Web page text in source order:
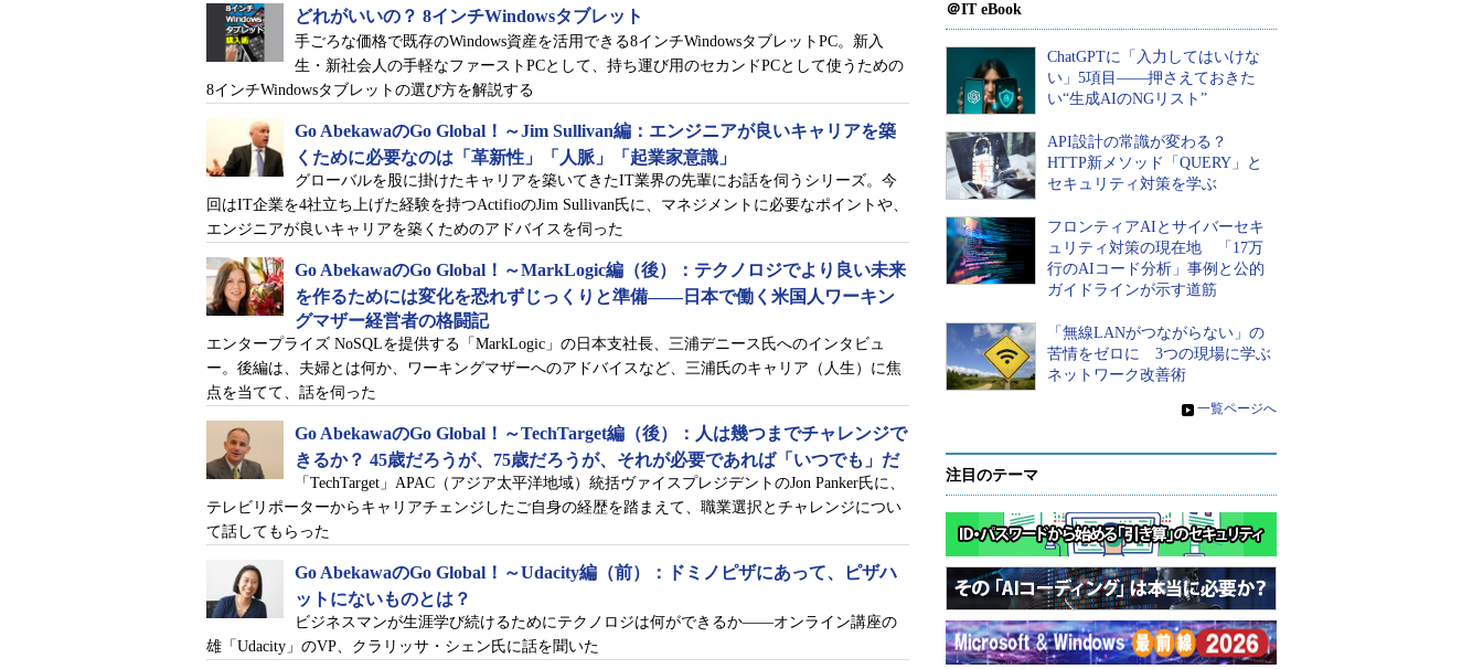
シー氏から読者へのメッセージ「日本のエンジニアに大切なのは、まずは恐れずに英語を話すこ
と」
日本のエンジニアに伝えたい、もう一つの大切なこと
どれがいいの？ 8インチWindowsタブレット
手ごろな価格で既存のWindows資産を活用できる8インチWindowsタブレットPC。新入
生・新社会人の手軽なファーストPCとして、持ち運び用のセカンドPCとして使うための
8インチWindowsタブレットの選び方を解説する
Go AbekawaのGo Global！～Jim Sullivan編：エンジニアが良いキャリアを築
くために必要なのは「革新性」「人脈」「起業家意識」
グローバルを股に掛けたキャリアを築いてきたIT業界の先輩にお話を伺うシリーズ。今
回はIT企業を4社立ち上げた経験を持つActifioのJim Sullivan氏に、マネジメントに必要なポイントや、
エンジニアが良いキャリアを築くためのアドバイスを伺った
Go AbekawaのGo Global！～MarkLogic編（後）：テクノロジでより良い未来
を作るためには変化を恐れずじっくりと準備――日本で働く米国人ワーキン
グマザー経営者の格闘記
エンタープライズ NoSQLを提供する「MarkLogic」の日本支社長、三浦デニース氏へのインタビュ
ー。後編は、夫婦とは何か、ワーキングマザーへのアドバイスなど、三浦氏のキャリア（人生）に焦
点を当てて、話を伺った
Go AbekawaのGo Global！～TechTarget編（後）：人は幾つまでチャレンジで
きるか？ 45歳だろうが、75歳だろうが、それが必要であれば「いつでも」だ
「TechTarget」APAC（アジア太平洋地域）統括ヴァイスプレジデントのJon Panker氏に、
テレビリポーターからキャリアチェンジしたご自身の経歴を踏まえて、職業選択とチャレンジについ
て話してもらった
Go AbekawaのGo Global！～Udacity編（前）：ドミノピザにあって、ピザハ
ットにないものとは？
ビジネスマンが生涯学び続けるためにテクノロジは何ができるか――オンライン講座の
雄「Udacity」のVP、クラリッサ・シェン氏に話を聞いた
＠IT eBook
ChatGPTに「入力してはいけな
い」5項目――押さえておきた
い“生成AIのNGリスト”
API設計の常識が変わる？
HTTP新メソッド「QUERY」と
セキュリティ対策を学ぶ
フロンティアAIとサイバーセキ
ュリティ対策の現在地 「17万
行のAIコード分析」事例と公的
ガイドラインが示す道筋
「無線LANがつながらない」の
苦情をゼロに 3つの現場に学ぶ
ネットワーク改善術
» 一覧ページへ
注目のテーマ